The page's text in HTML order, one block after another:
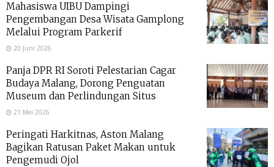
Mahasiswa UIBU Dampingi
Pengembangan Desa Wisata Gamplong
Melalui Program Parkerif
20 Juni 2026
Panja DPR RI Soroti Pelestarian Cagar
Budaya Malang, Dorong Penguatan
Museum dan Perlindungan Situs
21 Mei 2026
Peringati Harkitnas, Aston Malang
Bagikan Ratusan Paket Makan untuk
Pengemudi Ojol